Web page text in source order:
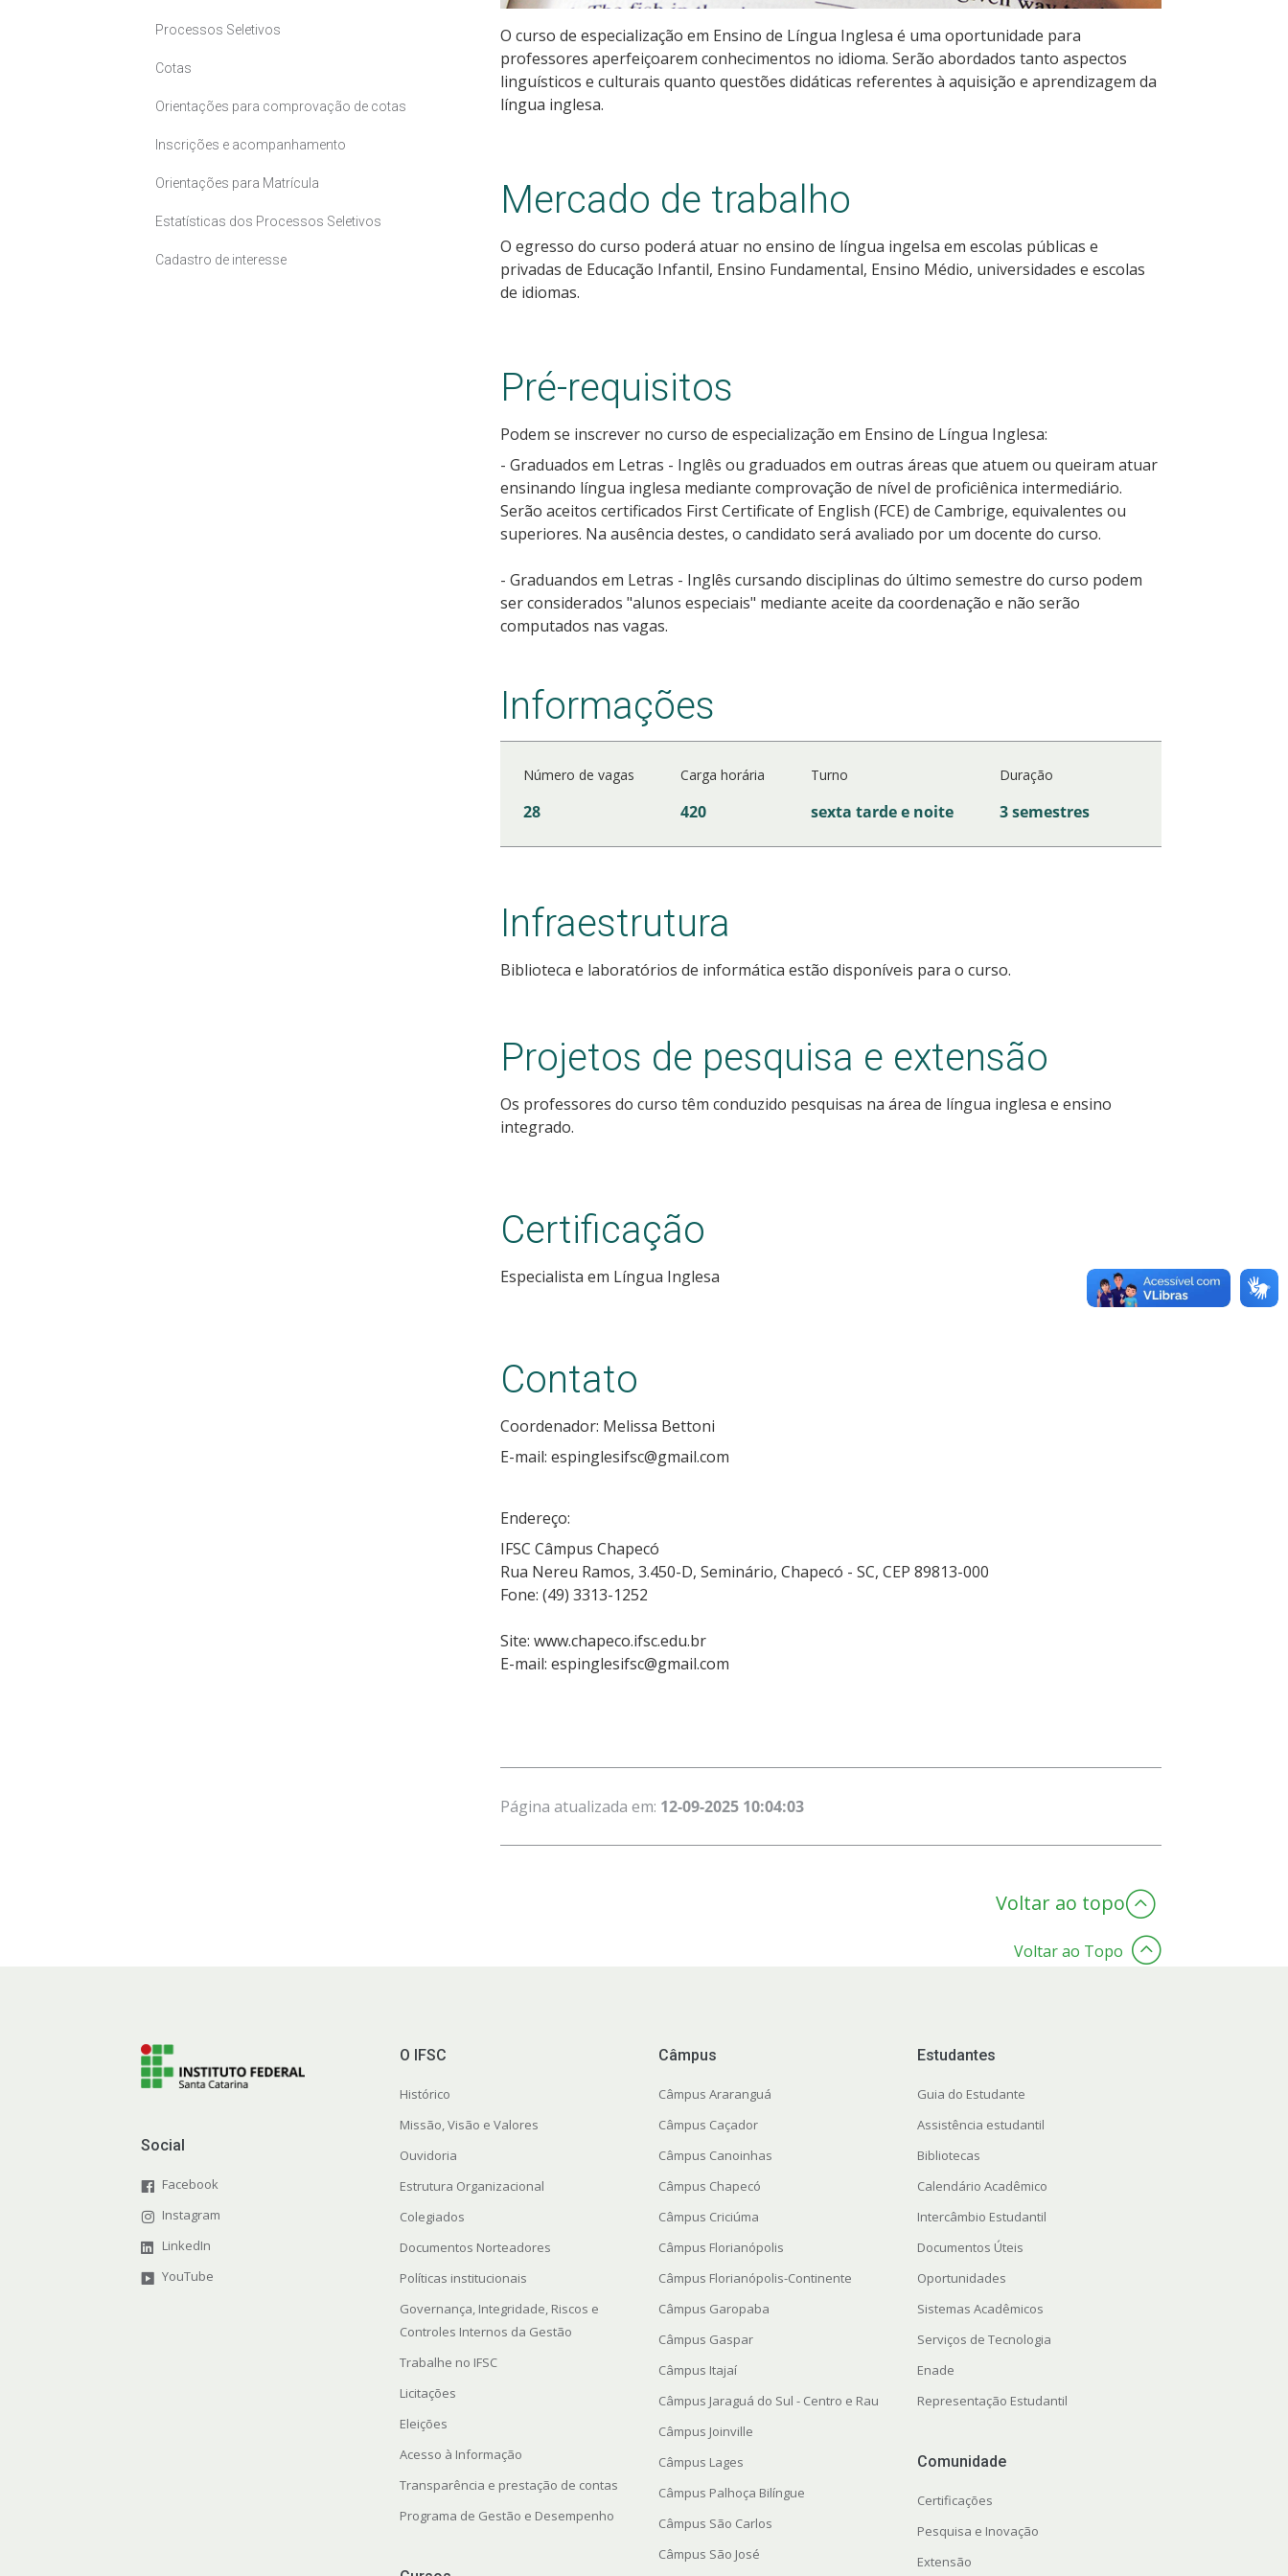
Processos Seletivos
Cotas
Orientações para comprovação de cotas
Inscrições e acompanhamento
Orientações para Matrícula
Estatísticas dos Processos Seletivos
Cadastro de interesse
O curso de especialização em Ensino de Língua Inglesa é uma oportunidade para
professores aperfeiçoarem conhecimentos no idioma. Serão abordados tanto aspectos
linguísticos e culturais quanto questões didáticas referentes à aquisição e aprendizagem da
língua inglesa.
Mercado de trabalho
O egresso do curso poderá atuar no ensino de língua ingelsa em escolas públicas e
privadas de Educação Infantil, Ensino Fundamental, Ensino Médio, universidades e escolas
de idiomas.
Pré-requisitos
Podem se inscrever no curso de especialização em Ensino de Língua Inglesa:
- Graduados em Letras - Inglês ou graduados em outras áreas que atuem ou queiram atuar
ensinando língua inglesa mediante comprovação de nível de proficiênica intermediário.
Serão aceitos certificados First Certificate of English (FCE) de Cambrige, equivalentes ou
superiores. Na ausência destes, o candidato será avaliado por um docente do curso.
- Graduandos em Letras - Inglês cursando disciplinas do último semestre do curso podem
ser considerados "alunos especiais" mediante aceite da coordenação e não serão
computados nas vagas.
Informações
Número de vagas Carga horária Turno Duração
28 420 sexta tarde e noite 3 semestres
Infraestrutura
Biblioteca e laboratórios de informática estão disponíveis para o curso.
Projetos de pesquisa e extensão
Os professores do curso têm conduzido pesquisas na área de língua inglesa e ensino
integrado.
Certificação
Especialista em Língua Inglesa
Contato
Coordenador: Melissa Bettoni
E-mail: espinglesifsc@gmail.com
Endereço:
IFSC Câmpus Chapecó
Rua Nereu Ramos, 3.450-D, Seminário, Chapecó - SC, CEP 89813-000
Fone: (49) 3313-1252
Site: www.chapeco.ifsc.edu.br
E-mail: espinglesifsc@gmail.com
Página atualizada em: 12-09-2025 10:04:03
Voltar ao topo
Voltar ao Topo
Social
Facebook
Instagram
LinkedIn
YouTube
O IFSC
Histórico
Missão, Visão e Valores
Ouvidoria
Estrutura Organizacional
Colegiados
Documentos Norteadores
Políticas institucionais
Governança, Integridade, Riscos e
Controles Internos da Gestão
Trabalhe no IFSC
Licitações
Eleições
Acesso à Informação
Transparência e prestação de contas
Programa de Gestão e Desempenho
Câmpus
Câmpus Araranguá
Câmpus Caçador
Câmpus Canoinhas
Câmpus Chapecó
Câmpus Criciúma
Câmpus Florianópolis
Câmpus Florianópolis-Continente
Câmpus Garopaba
Câmpus Gaspar
Câmpus Itajaí
Câmpus Jaraguá do Sul - Centro e Rau
Câmpus Joinville
Câmpus Lages
Câmpus Palhoça Bilíngue
Câmpus São Carlos
Câmpus São José
Estudantes
Guia do Estudante
Assistência estudantil
Bibliotecas
Calendário Acadêmico
Intercâmbio Estudantil
Documentos Úteis
Oportunidades
Sistemas Acadêmicos
Serviços de Tecnologia
Enade
Representação Estudantil
Comunidade
Certificações
Pesquisa e Inovação
Extensão